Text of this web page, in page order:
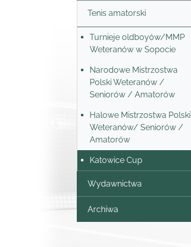
Tenis amatorski
Turnieje oldboyów/MMP
Weteranów w Sopocie
Narodowe Mistrzostwa
Polski Weteranów /
Seniorów / Amatorów
Halowe Mistrzostwa Polski
Weteranów/ Seniorów /
Amatorów
Katowice Cup
Wydawnictwa
Archiwa